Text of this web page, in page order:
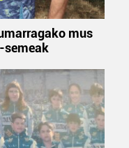
mus
semeak